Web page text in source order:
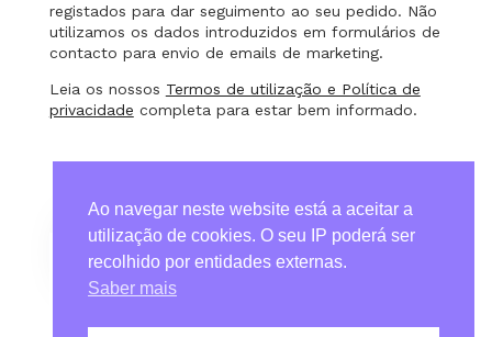
registados para dar seguimento ao seu pedido. Não
utilizamos os dados introduzidos em formulários de
contacto para envio de emails de marketing.
Leia os nossos Termos de utilização e Política de
privacidade completa para estar bem informado.
Termos de Utilização & Política de Privacidade
Ao navegar neste website está a aceitar a
utilização de cookies. O seu IP poderá ser
recolhido por entidades externas.
Saber mais